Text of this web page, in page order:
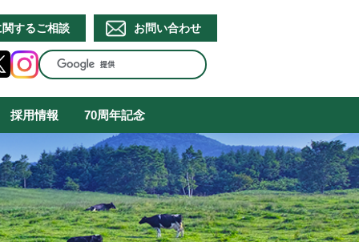
するご相談 お問い合わせ
採用情報 70周年記念